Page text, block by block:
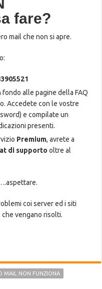
fare?
mail che non si apre.
fondo alle pagine della FAQ
Accedete con le vostre
e compilate un
presenti.
Premium, avrete a
di supporto oltre al
coi server ed i siti
che vengano risolti.
MAIL NON FUNZIONA